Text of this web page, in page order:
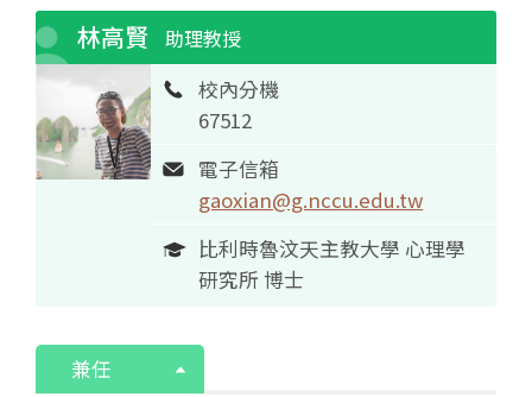
林高賢 助理教授
校內分機
67512
電子信箱
gaoxian@g.nccu.edu.tw
比利時魯汶天主教大學 心理學
研究所 博士
兼任